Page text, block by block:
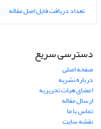
تعداد دریافت فایل اصل مقاله
دسترسی سریع
صفحه اصلی
درباره نشریه
اعضای هیات تحریریه
ارسال مقاله
تماس با ما
نقشه سایت